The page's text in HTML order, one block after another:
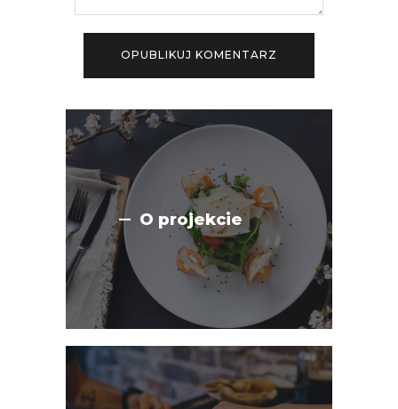
O projekcie